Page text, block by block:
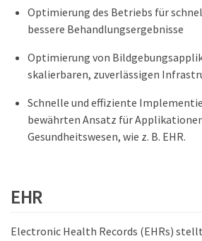
Optimierung des Betriebs für
bessere Behandlungsergebnisse
Optimierung von
skalierbaren, zuverlässigen
Schnelle und effiziente
bewährten Ansatz für
Gesundheitswesen, wie z. B. EHR.
EHR
Electronic Health Records (EHRs)